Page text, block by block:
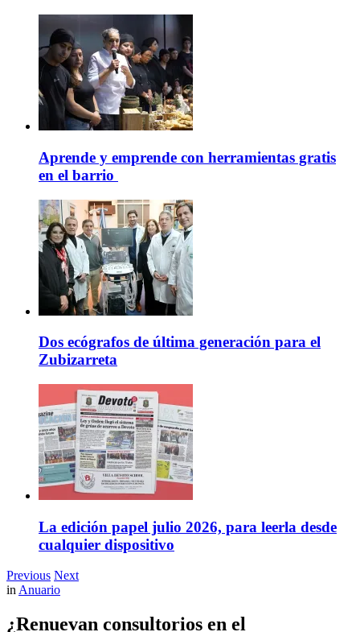
Aprende y emprende con herramientas gratis
en el barrio
Dos ecógrafos de última generación para el
Zubizarreta
La edición papel julio 2026, para leerla desde
cualquier dispositivo
Previous Next
inAnuario
¿Renuevan consultorios en el